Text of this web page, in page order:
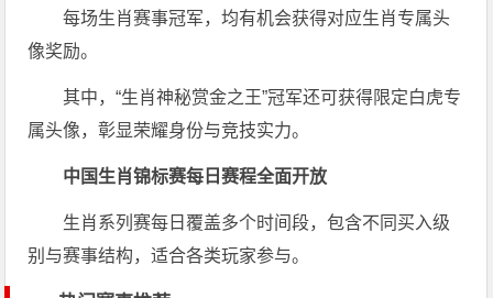
每场生肖赛事冠军，均有机会获得对应生肖专属头
像奖励。
其中，“生肖神秘赏金之王”冠军还可获得限定白虎专
属头像，彰显荣耀身份与竞技实力。
中国生肖锦标赛每日赛程全面开放
生肖系列赛每日覆盖多个时间段，包含不同买入级
别与赛事结构，适合各类玩家参与。